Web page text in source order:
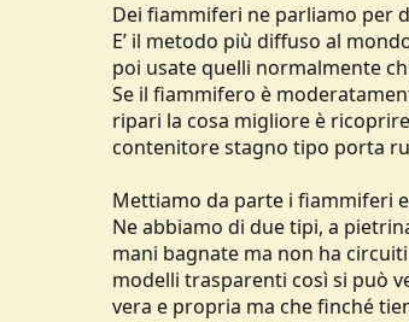
Dei fiammiferi ne parliamo per
E’ il metodo più diffuso al
poi usate quelli normalmente
Se il fiammifero è
ripari la cosa migliore è
contenitore stagno tipo porta
Mettiamo da parte i fiammiferi e
Ne abbiamo di due tipi, a
mani bagnate ma non ha
modelli trasparenti così si può
vera e propria ma che finché